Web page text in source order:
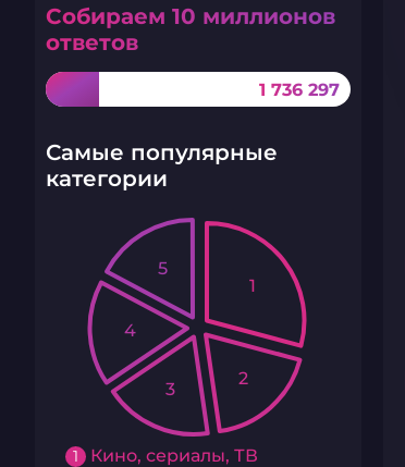
Собираем 10 миллионов
ответов
1 736 297
Самые популярные
категории
1 Кино, сериалы, ТВ
1
2
3
4
5